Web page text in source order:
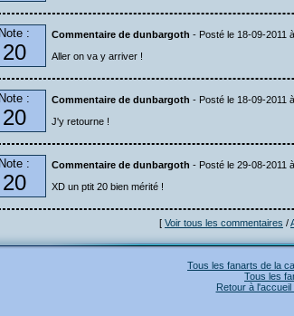
Note :
20
Commentaire de dunbargoth - Posté le 18-09-2011
Aller on va y arriver !
Note :
20
Commentaire de dunbargoth - Posté le 18-09-2011
J'y retourne !
Note :
20
Commentaire de dunbargoth - Posté le 29-08-2011
XD un ptit 20 bien mérité !
[ Voir tous les commentaires /
Tous les fanarts de la
Tous les
Retour à